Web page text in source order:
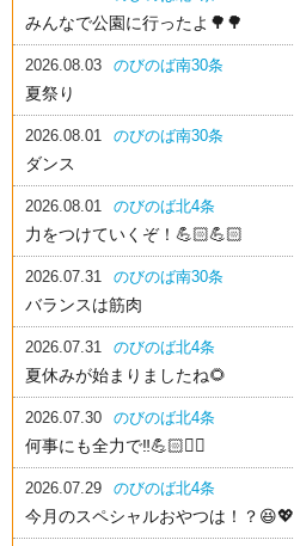
みんなで公園に行ったよ🌳🌳
2026.08.03 のびのば南30条
夏祭り
2026.08.01 のびのば南30条
ダンス
2026.08.01 のびのば北4条
力をつけていくぞ！💪🏻💪🏻
2026.07.31 のびのば南30条
バランスは筋肉
2026.07.31 のびのば北4条
夏休みが始まりましたね🌻
2026.07.30 のびのば北4条
何事にも全力で‼️💪🏻❤️‍🔥
2026.07.29 のびのば北4条
今月のスペシャルおやつは！？😆💖